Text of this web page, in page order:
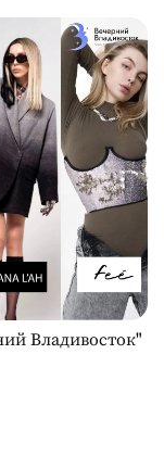
Владивосток"